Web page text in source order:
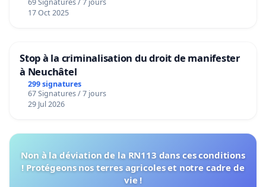
69 Signatures / 7 jours
17 Oct 2025
Stop à la criminalisation du droit de manifester
à Neuchâtel
299 signatures
67 Signatures / 7 jours
29 Jul 2026
Non à la déviation de la RN113 dans ces conditions
! Protégeons nos terres agricoles et notre cadre de
vie !